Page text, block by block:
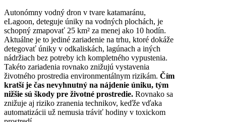
Autonómny vodný dron v tvare katamaránu,
eLagoon, deteguje úniky na vodných plochách, je
schopný zmapovať 25 km² za menej ako 10 hodín.
Aktuálne je to jediné zariadenie na trhu, ktoré dokáže
detegovať úniky v odkaliskách, lagúnach a iných
nádržiach bez potreby ich kompletného vypustenia.
Takéto zariadenia rovnako znižujú vystavenia
životného prostredia environmentálnym rizikám. Čím
kratší je čas nevyhnutný na nájdenie úniku, tým
nižšie sú škody pre životné prostredie. Rovnako sa
znižuje aj riziko zranenia technikov, keďže vďaka
automatizácii už nemusia tráviť hodiny v toxickom